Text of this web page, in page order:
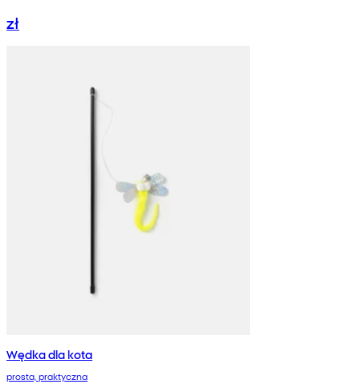
zł
Wędka dla kota
prosta, praktyczna